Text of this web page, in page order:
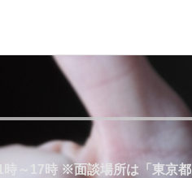
～17時 ※面談場所は「東京